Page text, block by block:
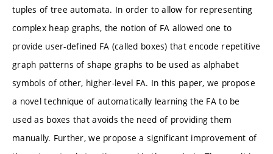
tuples of tree automata. In order to allow for representing
complex heap graphs, the notion of FA allowed one to
provide user-defined FA (called boxes) that encode repetitive
graph patterns of shape graphs to be used as alphabet
symbols of other, higher-level FA. In this paper, we propose
a novel technique of automatically learning the FA to be
used as boxes that avoids the need of providing them
manually. Further, we propose a significant improvement of